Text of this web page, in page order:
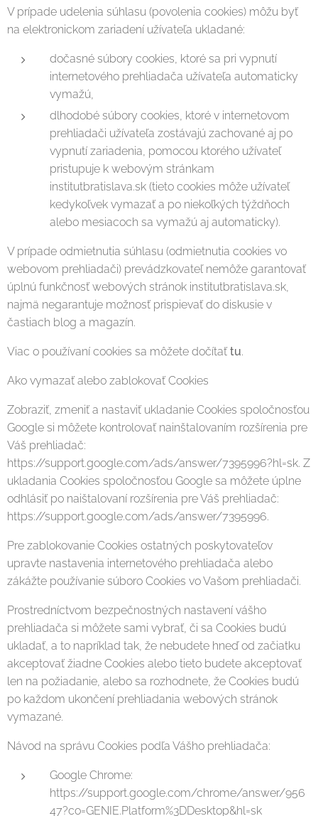
V prípade udelenia súhlasu (povolenia cookies) môžu byť
na elektronickom zariadení užívateľa ukladané:
dočasné súbory cookies, ktoré sa pri vypnutí
internetového prehliadača užívateľa automaticky
vymažú,
dlhodobé súbory cookies, ktoré v internetovom
prehliadači užívateľa zostávajú zachované aj po
vypnutí zariadenia, pomocou ktorého užívateľ
pristupuje k webovým stránkam
institutbratislava.sk (tieto cookies môže užívateľ
kedykoľvek vymazať a po niekoľkých týždňoch
alebo mesiacoch sa vymažú aj automaticky).
V prípade odmietnutia súhlasu (odmietnutia cookies vo
webovom prehliadači) prevádzkovateľ nemôže garantovať
úplnú funkčnosť webových stránok institutbratislava.sk,
najmä negarantuje možnosť prispievať do diskusie v
častiach blog a magazín.
Viac o používaní cookies sa môžete dočítať tu.
Ako vymazať alebo zablokovať Cookies
Zobraziť, zmeniť a nastaviť ukladanie Cookies spoločnosťou
Google si môžete kontrolovať nainštalovaním rozšírenia pre
Váš prehliadač:
https://support.google.com/ads/answer/7395996?hl=sk. Z
ukladania Cookies spoločnosťou Google sa môžete úplne
odhlásiť po naištalovaní rozšírenia pre Váš prehliadač:
https://support.google.com/ads/answer/7395996.
Pre zablokovanie Cookies ostatných poskytovateľov
upravte nastavenia internetového prehliadača alebo
zákážte používanie súboro Cookies vo Vašom prehliadači.
Prostredníctvom bezpečnostných nastavení vášho
prehliadača si môžete sami vybrať, či sa Cookies budú
ukladať, a to napríklad tak, že nebudete hneď od začiatku
akceptovať žiadne Cookies alebo tieto budete akceptovať
len na požiadanie, alebo sa rozhodnete, že Cookies budú
po každom ukončení prehliadania webových stránok
vymazané.
Návod na správu Cookies podľa Vášho prehliadača:
Google Chrome:
https://support.google.com/chrome/answer/956
47?co=GENIE.Platform%3DDesktop&hl=sk